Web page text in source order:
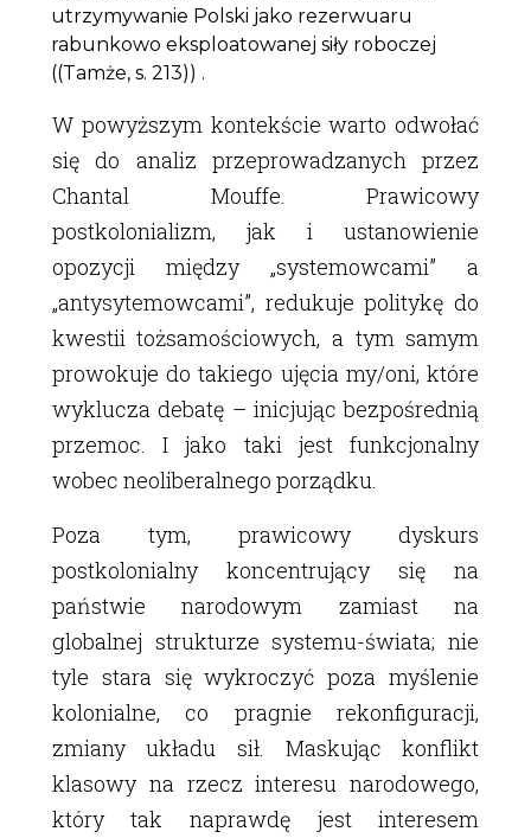
utrzymywanie Polski jako rezerwuaru
rabunkowo eksploatowanej siły roboczej
((Tamże, s. 213)) .
W powyższym kontekście warto odwołać
się do analiz przeprowadzanych przez
Chantal Mouffe. Prawicowy
postkolonializm, jak i ustanowienie
opozycji między „systemowcami” a
„antysytemowcami”, redukuje politykę do
kwestii tożsamościowych, a tym samym
prowokuje do takiego ujęcia my/oni, które
wyklucza debatę – inicjując bezpośrednią
przemoc. I jako taki jest funkcjonalny
wobec neoliberalnego porządku.
Poza tym, prawicowy dyskurs
postkolonialny koncentrujący się na
państwie narodowym zamiast na
globalnej strukturze systemu-świata; nie
tyle stara się wykroczyć poza myślenie
kolonialne, co pragnie rekonfiguracji,
zmiany układu sił. Maskując konflikt
klasowy na rzecz interesu narodowego,
który tak naprawdę jest interesem